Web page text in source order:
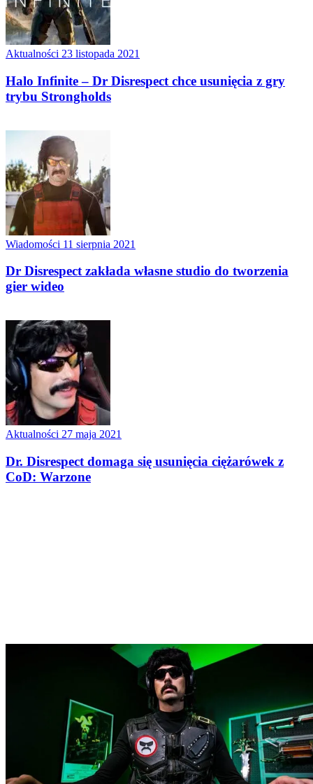
Aktualności 23 listopada 2021
Halo Infinite – Dr Disrespect chce usunięcia z gry
trybu Strongholds
Wiadomości 11 sierpnia 2021
Dr Disrespect zakłada własne studio do tworzenia
gier wideo
Aktualności 27 maja 2021
Dr. Disrespect domaga się usunięcia ciężarówek z
CoD: Warzone